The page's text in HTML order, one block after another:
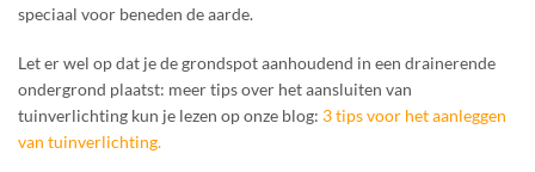
speciaal voor beneden de aarde.
Let er wel op dat je de grondspot aanhoudend in een drainerende
ondergrond plaatst: meer tips over het aansluiten van
tuinverlichting kun je lezen op onze blog: 3 tips voor het aanleggen
van tuinverlichting.